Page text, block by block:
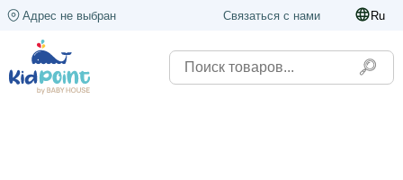
Адрес не выбран Связаться с нами Ru